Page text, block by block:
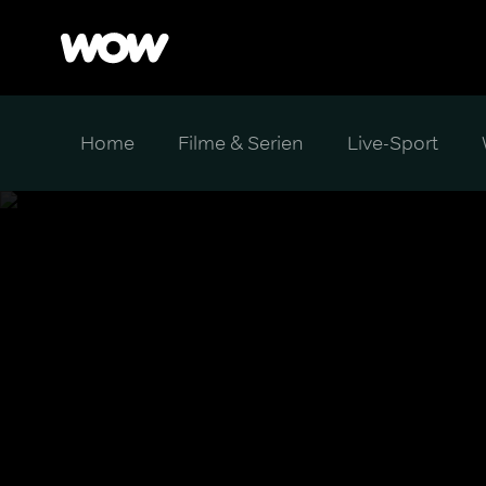
Home Filme & Serien Live-Sport